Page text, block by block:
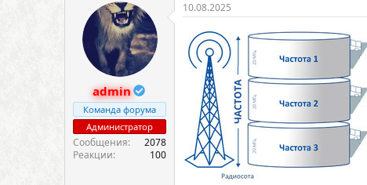
м
ы
ч
а
л
а
admin
Команда форума
Администратор
Сообщения
2078
Реакции
100
10.08.2025